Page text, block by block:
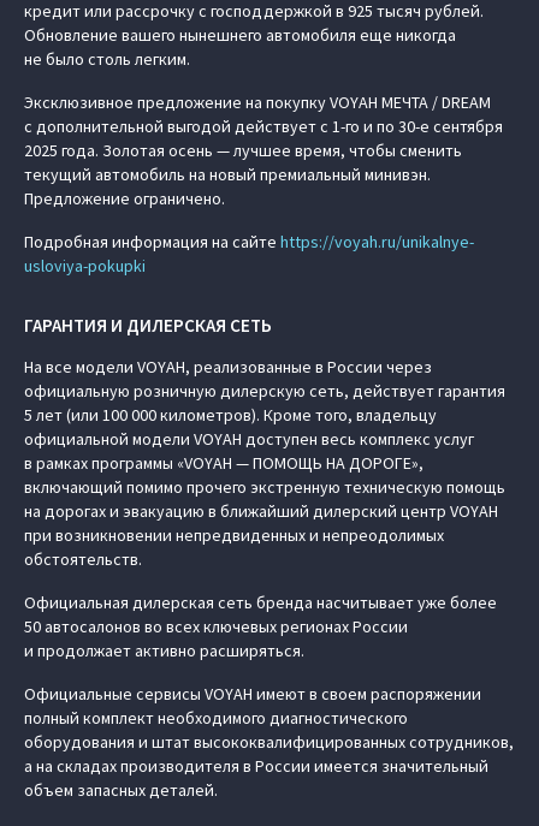
кредит или рассрочку с господдержкой в 925 тысяч рублей.
Обновление вашего нынешнего автомобиля еще никогда
не было столь легким.
Эксклюзивное предложение на покупку VOYAH МЕЧТА / DREAM
с дополнительной выгодой действует с 1-го и по 30-е сентября
2025 года. Золотая осень — лучшее время, чтобы сменить
текущий автомобиль на новый премиальный минивэн.
Предложение ограничено.
Подробная информация на сайте https://voyah.ru/unikalnye-
usloviya-pokupki
ГАРАНТИЯ И ДИЛЕРСКАЯ СЕТЬ
На все модели VOYAH, реализованные в России через
официальную розничную дилерскую сеть, действует гарантия
5 лет (или 100 000 километров). Кроме того, владельцу
официальной модели VOYAH доступен весь комплекс услуг
в рамках программы «VOYAH — ПОМОЩЬ НА ДОРОГЕ»,
включающий помимо прочего экстренную техническую помощь
на дорогах и эвакуацию в ближайший дилерский центр VOYAH
при возникновении непредвиденных и непреодолимых
обстоятельств.
Официальная дилерская сеть бренда насчитывает уже более
50 автосалонов во всех ключевых регионах России
и продолжает активно расширяться.
Официальные сервисы VOYAH имеют в своем распоряжении
полный комплект необходимого диагностического
оборудования и штат высококвалифицированных сотрудников,
а на складах производителя в России имеется значительный
объем запасных деталей.